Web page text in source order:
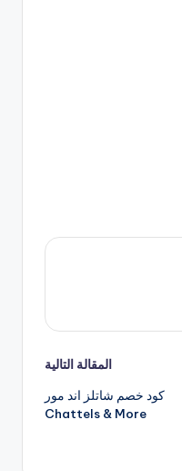
المقالة التالية
كود خصم شاتلز اند مور
Chattels & More